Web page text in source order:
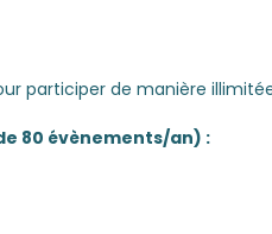
participer de manière
80 évènements/an) :